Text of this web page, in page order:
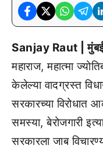
Sanjay Raut |
महाराज, महात्मा
केलेल्या वादग्रस्त
सरकारच्या
समस्या, बेरोजगारी
सरकारला जाब